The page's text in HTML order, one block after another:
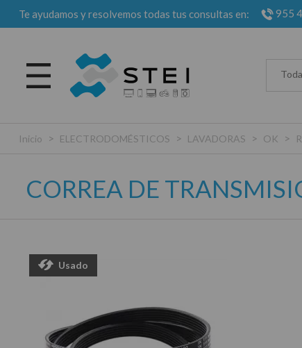
Te ayudamos y resolvemos todas tus consultas en: 955
Inicio > ELECTRODOMÉSTICOS > LAVADORAS > OK >
CORREA DE
Usado